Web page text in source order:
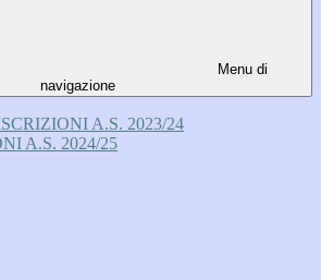
Menu di
navigazione
A.S. 2023/24
A.S. 2024/25